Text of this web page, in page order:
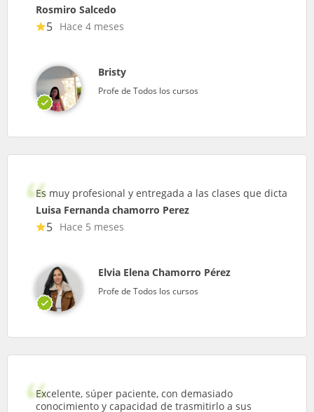
Rosmiro Salcedo
5 Hace 4 meses
Bristy
Profe de Todos los cursos
Es muy profesional y entregada a las clases que dicta
Luisa Fernanda chamorro Perez
5 Hace 5 meses
Elvia Elena Chamorro Pérez
Profe de Todos los cursos
Excelente, súper paciente, con demasiado
conocimiento y capacidad de trasmitirlo a sus